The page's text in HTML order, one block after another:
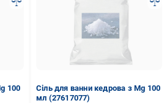
100
Сіль для ванни кедрова з Mg 100
мл (27617077)